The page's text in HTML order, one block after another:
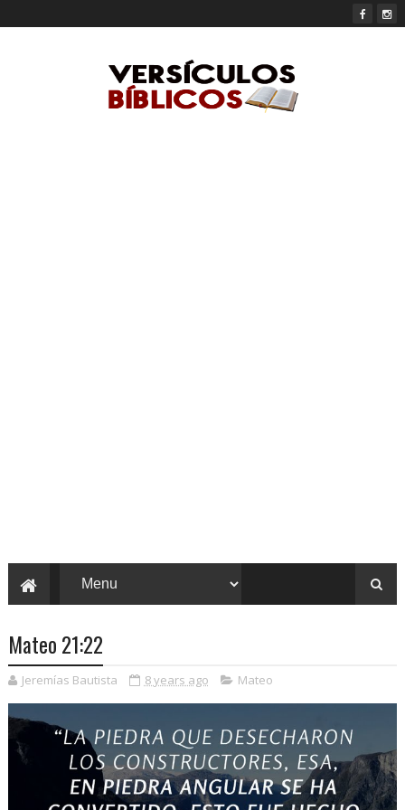
Mateo 21:22
Jeremías Bautista 8 years ago Mateo